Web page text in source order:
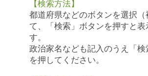
【検索方法】
都道府県などのボタンを選択（
て、「検索」ボタンを押すと表
す。
政治家名なども記入のうえ「検
を押してください。